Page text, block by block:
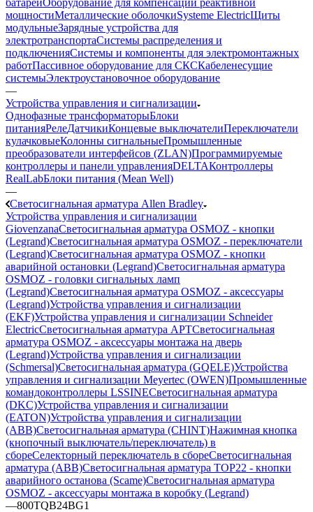
батареиОборудование для компенсации реактивной
мощностиМеталлические оболочкиSysteme ElectricЩиты
модульныеЗарядные устройства для
электротранспортаСистемы распределения и
подключенияСистемы и компоненты для электромонтажных
работПассивное оборудование для СКСКабеленесущие
системыЭлектроустановочное оборудование
—
Устройства управления и сигнализации
Однофазные трансформаторыБлоки
питанияРелеДатчикиКонцевые выключателиПереключатели
кулачковыеКолонны сигнальныеПромышленные
преобразователи интерфейсов (ZLAN)Программируемые
контроллеры и панели управленияDELTAКонтроллеры
RealLabБлоки питания (Mean Well)
—
Светосигнальная арматура Allen Bradley
Устройства управления и сигнализации
GiovenzanaСветосигнальная арматура OSMOZ - кнопки
(Legrand)Светосигнальная арматура OSMOZ - переключатели
(Legrand)Светосигнальная арматура OSMOZ - кнопки
аварийной остановки (Legrand)Светосигнальная арматура
OSMOZ - головки сигнальных ламп
(Legrand)Светосигнальная арматура OSMOZ - аксессуары
(Legrand)Устройства управления и сигнализации
(EKF)Устройства управления и сигнализации Schneider
ElectricСветосигнальная арматура APTСветосигнальная
арматура OSMOZ - аксессуары монтажа на дверь
(Legrand)Устройства управления и сигнализации
(Schmersal)Светосигнальная арматура (GQELE)Устройства
управления и сигнализации Meyertec (OWEN)Промышленные
командоконтроллеры LSSINEСветосигнальная арматура
(DKC)Устройства управления и сигнализации
(EATON)Устройства управления и сигнализации
(ABB)Светосигнальная арматура (CHINT)Нажимная кнопка
(кнопочный выключатель/переключатель) в
сбореСелекторный переключатель в сбореСветосигнальная
арматура (ABB)Светосигнальная арматура TOP22 - кнопки
аварийного останова (Scame)Светосигнальная арматура
OSMOZ - аксессуары монтажа в коробку (Legrand)
—800TQB24BG1